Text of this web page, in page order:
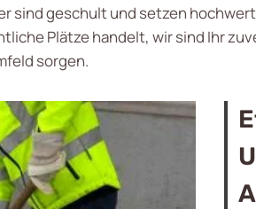
sind geschult und setzen
Plätze handelt, wir sind Ihr
sorgen.